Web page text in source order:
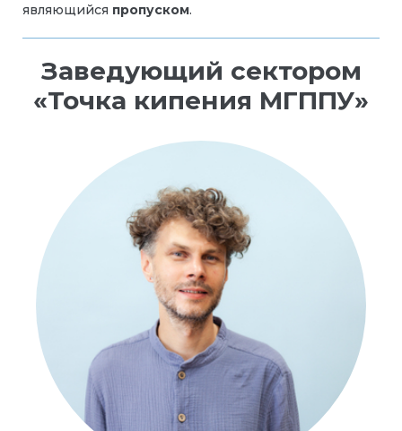
являющийся пропуском.
Заведующий сектором
«Точка кипения МГППУ»